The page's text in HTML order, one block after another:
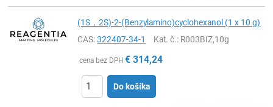
(1S，2S)-2-(Benzylamino)cyclohexanol (1 x 10 g)
CAS:322407-34-1 Kat. č.: R003BIZ,10g
cena bez DPH € 314,24
Do košíka